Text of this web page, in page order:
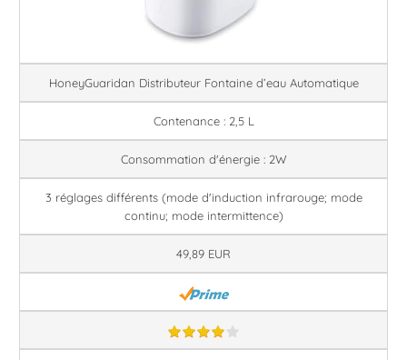
HoneyGuaridan Distributeur Fontaine d’eau Automatique
Contenance : 2,5 L
Consommation d'énergie : 2W
3 réglages différents (mode d'induction infrarouge; mode
continu; mode intermittence)
49,89 EUR